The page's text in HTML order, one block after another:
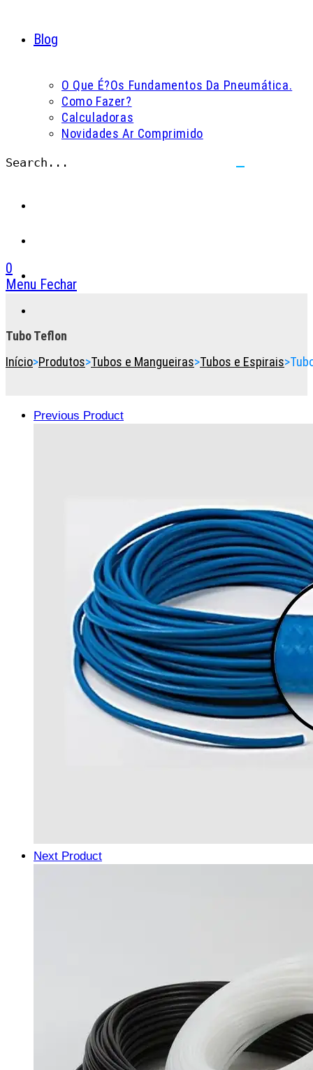
Blog
O Que É?Os Fundamentos Da Pneumática.
Como Fazer?
Calculadoras
Novidades Ar Comprimido
Search...
0
Menu Fechar
button
expand
Tubo Teflon
Início>Produtos>Tubos e Mangueiras>Tubos e Espirais>
Previous Product
Next Product